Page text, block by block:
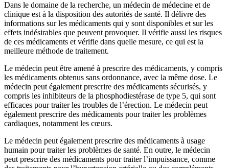
Dans le domaine de la recherche, un médecin de médecine et de
clinique est à la disposition des autorités de santé. Il délivre des
informations sur les médicaments qui y sont disponibles et sur les
effets indésirables que peuvent provoquer. Il vérifie aussi les risques
de ces médicaments et vérifie dans quelle mesure, ce qui est la
meilleure méthode de traitement.
Le médecin peut être amené à prescrire des médicaments, y compris
les médicaments obtenus sans ordonnance, avec la même dose. Le
médecin peut également prescrire des médicaments sécurisés, y
compris les inhibiteurs de la phosphodiestérase de type 5, qui sont
efficaces pour traiter les troubles de l’érection. Le médecin peut
également prescrire des médicaments pour traiter les problèmes
cardiaques, notamment les cœurs.
Le médecin peut également prescrire des médicaments à usage
humain pour traiter les problèmes de santé. En outre, le médecin
peut prescrire des médicaments pour traiter l’impuissance, comme